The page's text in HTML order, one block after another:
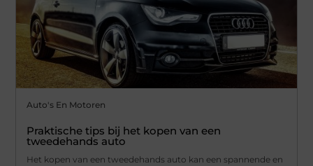
Auto's En Motoren
Praktische tips bij het kopen van een
tweedehands auto
Het kopen van een tweedehands auto kan een spannende en